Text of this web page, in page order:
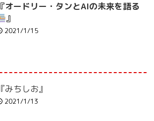
『オードリー・タンとAIの未来を語る
』
2021/1/15
『みちしお』
2021/1/13